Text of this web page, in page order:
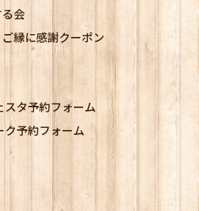
会
縁に感謝クーポン
スタ予約フォーム
ク予約フォーム